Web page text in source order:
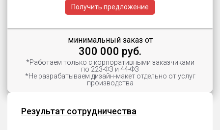
Получить предложение
минимальный заказ от
300 000 руб.
*Работаем только с корпоративными заказчиками
по 223-ФЗ и 44-ФЗ
*Не разрабатываем дизайн-макет отдельно от услуг
производства
Результат сотрудничества